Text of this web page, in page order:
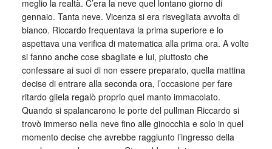
meglio la realtà. C’era la neve quel lontano giorno di
gennaio. Tanta neve. Vicenza si era risvegliata avvolta di
bianco. Riccardo frequentava la prima superiore e lo
aspettava una verifica di matematica alla prima ora. A volte
si fanno anche cose sbagliate e lui, piuttosto che
confessare ai suoi di non essere preparato, quella mattina
decise di entrare alla seconda ora, l’occasione per fare
ritardo gliela regalò proprio quel manto immacolato.
Quando si spalancarono le porte del pullman Riccardo si
trovò immerso nella neve fino alle ginocchia e solo in quel
momento decise che avrebbe raggiunto l’ingresso della